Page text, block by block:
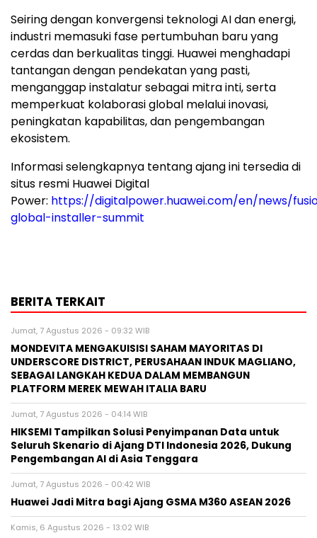
Seiring dengan konvergensi teknologi AI dan energi,
industri memasuki fase pertumbuhan baru yang
cerdas dan berkualitas tinggi. Huawei menghadapi
tantangan dengan pendekatan yang pasti,
menganggap instalatur sebagai mitra inti, serta
memperkuat kolaborasi global melalui inovasi,
peningkatan kapabilitas, dan pengembangan
ekosistem.
Informasi selengkapnya tentang ajang ini tersedia di
situs resmi Huawei Digital
Power: https://digitalpower.huawei.com/en/news/
global-installer-summit
BERITA TERKAIT
Jumat, 7 Agustus 2026 - 09:32 WIB
MONDEVITA MENGAKUISISI SAHAM MAYORITAS DI
UNDERSCORE DISTRICT, PERUSAHAAN INDUK MAGLIANO,
SEBAGAI LANGKAH KEDUA DALAM MEMBANGUN
PLATFORM MEREK MEWAH ITALIA BARU
Jumat, 7 Agustus 2026 - 04:14 WIB
HIKSEMI Tampilkan Solusi Penyimpanan Data untuk
Seluruh Skenario di Ajang DTI Indonesia 2026, Dukung
Pengembangan AI di Asia Tenggara
Jumat, 7 Agustus 2026 - 00:42 WIB
Huawei Jadi Mitra bagi Ajang GSMA M360 ASEAN 2026
Kamis, 6 Agustus 2026 - 13:02 WIB